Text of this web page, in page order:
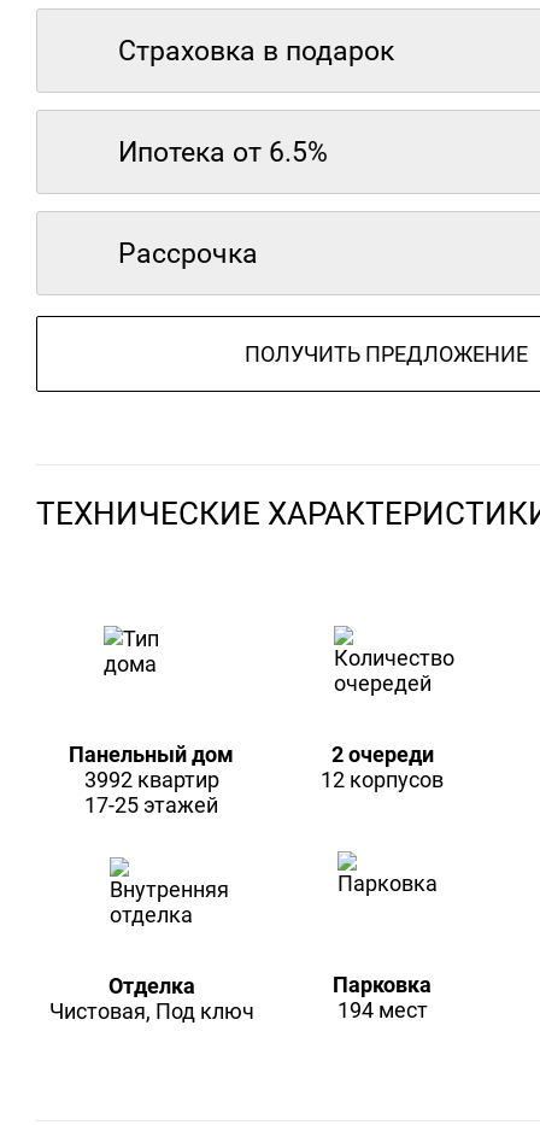
Страховка в подарок
Ипотека от 6.5%
Рассрочка
ПОЛУЧИТЬ ПРЕДЛОЖЕНИЕ
ТЕХНИЧЕСКИЕ
Панельный дом
3992 квартир
17-25 этажей
2 очереди
12 корпусов
Отделка
Чистовая, Под ключ
Парковка
194 мест